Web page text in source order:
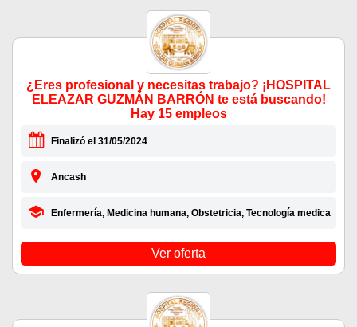
¿Eres profesional y necesitas trabajo? ¡HOSPITAL
ELEAZAR GUZMÁN BARRÓN te está buscando!
Hay 15 empleos
Finalizó el 31/05/2024
Ancash
Enfermería, Medicina humana, Obstetricia, Tecnología medica
Ver oferta